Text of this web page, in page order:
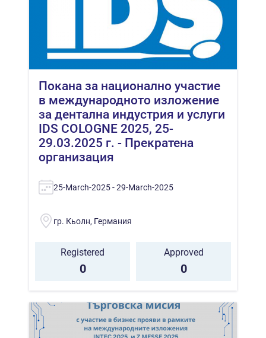
Покана за национално участие
в международното изложение
за дентална индустрия и услуги
IDS COLOGNE 2025, 25-
29.03.2025 г. - Прекратена
организация
25-March-2025 - 29-March-2025
гр. Кьолн, Германия
Registered
0
Approved
0